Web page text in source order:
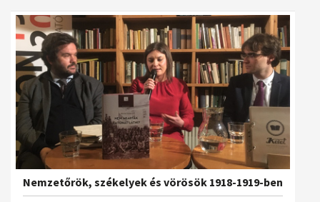
Nemzetőrök, székelyek és vörösök 1918-1919-ben